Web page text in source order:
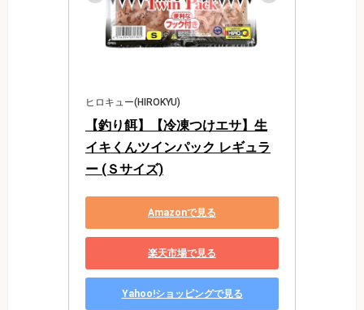
ヒロキュー(HIROKYU)
【釣り餌】【冷凍つけエサ】生
イキくんツインパック レギュラ
ー (Ｓサイズ)
Amazonで見る
楽天市場で見る
Yahoo!ショッピングで見る